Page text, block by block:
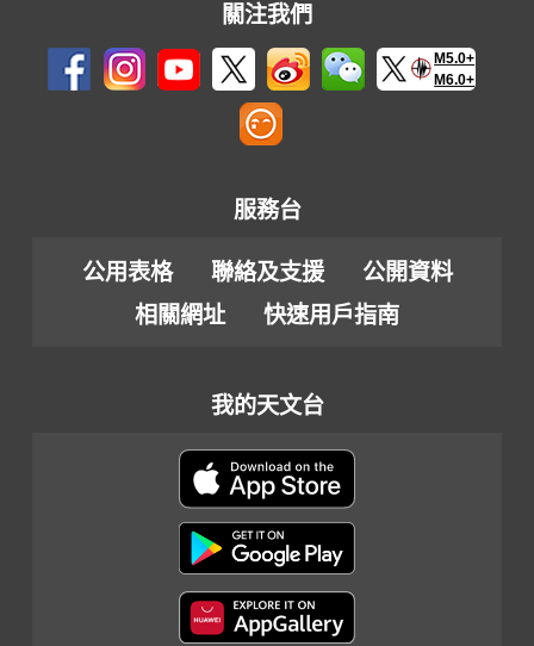
關注我們
M5.0+
M6.0+
服務台
公用表格 聯絡及支援
公開資料
相關網址
快速用戶指南
我的天文台